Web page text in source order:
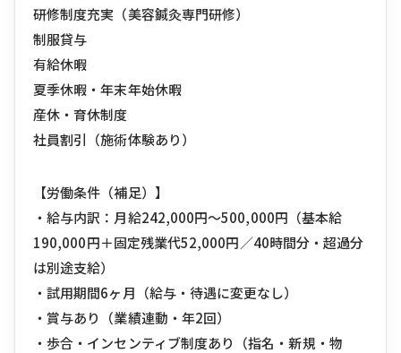
研修制度充実（美容鍼灸専門研修）
制服貸与
有給休暇
夏季休暇・年末年始休暇
産休・育休制度
社員割引（施術体験あり）
【労働条件（補足）】
・給与内訳：月給242,000円〜500,000円（基本給
190,000円＋固定残業代52,000円／40時間分・超過分
は別途支給）
・試用期間6ヶ月（給与・待遇に変更なし）
・賞与あり（業績連動・年2回）
・歩合・インセンティブ制度あり（指名・新規・物